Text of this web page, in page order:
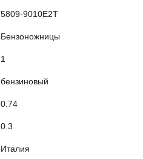
5809-9010E2T
Бензоножницы
1
бензиновый
0.74
0.3
Италия